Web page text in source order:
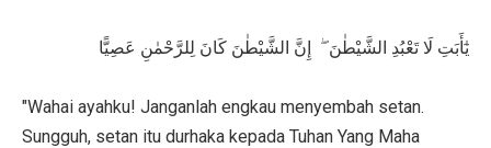
يٰٓأَبَتِ لَا تَعْبُدِ الشَّيْطٰنَ ۖ إِنَّ الشَّيْطٰنَ كَانَ لِلرَّحْمٰنِ عَصِيًّا
"Wahai ayahku! Janganlah engkau menyembah setan.
Sungguh, setan itu durhaka kepada Tuhan Yang Maha